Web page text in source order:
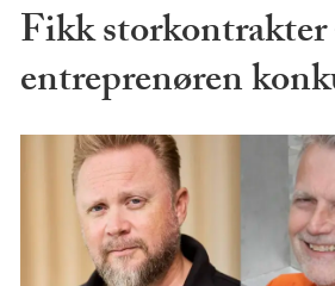
Fikk storkontrakter
entreprenøren